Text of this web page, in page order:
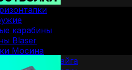
карабины
Blaser
Мосина
карабины Сайга